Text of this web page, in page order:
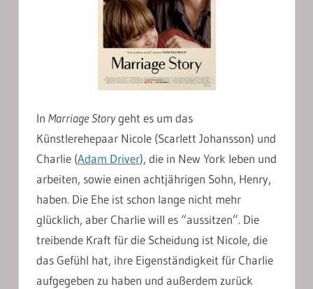
In Marriage Storygeht es um das
Künstlerehepaar Nicole (Scarlett Johansson) und
Charlie (Adam Driver), die in New York leben und
arbeiten, sowie einen achtjährigen Sohn, Henry,
haben. Die Ehe ist schon lange nicht mehr
glücklich, aber Charlie will es “aussitzen”. Die
treibende Kraft für die Scheidung ist Nicole, die
das Gefühl hat, ihre Eigenständigkeit für Charlie
aufgegeben zu haben und außerdem zurück